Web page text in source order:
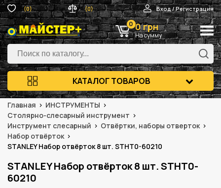
(0) (0) Вход / Регистрация
0 0 грн
На сумму
КАТАЛОГ ТОВАРОВ
Главная
ИНСТРУМЕНТЫ
Столярно-слесарный инструмент
Инструмент слесарный
Отвёртки, наборы отверток
Набор отвёрток
STANLEY Набор отвёрток 8 шт. STHT0-60210
STANLEY Набор отвёрток 8 шт. STHT0-
60210